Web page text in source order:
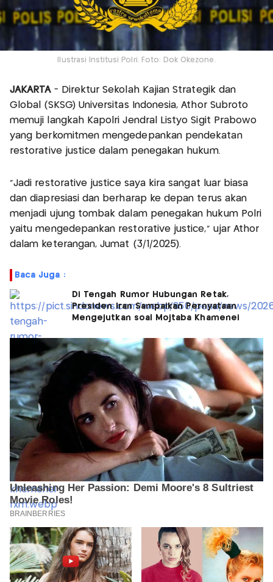
Ilustrasi Institusi Polri. Foto: Dok Okezone.
JAKARTA- Direktur Sekolah Kajian Strategik dan
Global (SKSG) Universitas Indonesia, Athor Subroto
memuji langkah Kapolri Jendral Listyo Sigit Prabowo
yang berkomitmen mengedepankan pendekatan
restorative justice dalam penegakan hukum.
"Jadi restorative justice saya kira sangat luar biasa
dan diapresiasi dan berharap ke depan terus akan
menjadi ujung tombak dalam penegakan hukum Polri
yaitu mengedepankan restorative justice," ujar Athor
dalam keterangan, Jumat (3/1/2025).
Baca Juga :
Di Tengah Rumor Hubungan Retak,
Presiden Iran Sampaikan Pernyataan
Mengejutkan soal Mojtaba Khamenei